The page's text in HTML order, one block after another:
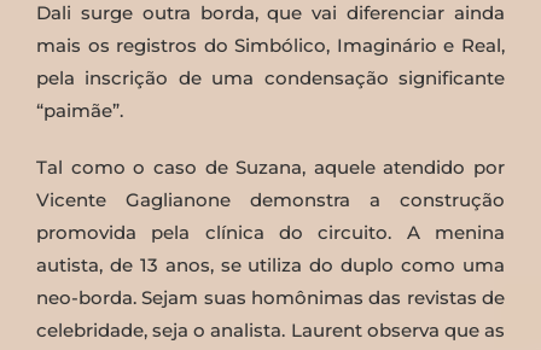
Dali surge outra borda, que vai diferenciar ainda
mais os registros do Simbólico, Imaginário e Real,
pela inscrição de uma condensação significante
“paimãe”.
Tal como o caso de Suzana, aquele atendido por
Vicente Gaglianone demonstra a construção
promovida pela clínica do circuito. A menina
autista, de 13 anos, se utiliza do duplo como uma
neo-borda. Sejam suas homônimas das revistas de
celebridade, seja o analista. Laurent observa que as